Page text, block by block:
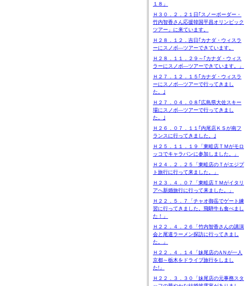
１８」
Ｈ３０．２．２１日｢スノーボーダー・
竹内智香さん応援韓国平昌オリンピック
ツアー」に来ています。
Ｈ２８．１２．吉日｢カナダ・ウィスラ
ーにスノボ―ツアーできています。
Ｈ２８．１１．２９～｢カナダ・ウィス
ラーにスノボ―ツアーできています。」
Ｈ２７．１２．１５｢カナダ・ウィスラ
ーにスノボ―ツアーで行ってきまし
た。｣
Ｈ２７．０４．０８｢広島県大佐スキー
場にスノボ―ツアーで行ってきまし
た。｣
Ｈ２６．０７．１１｢内尾店ＫＳが南フ
ランスに行ってきました。｣
Ｈ２５．１１．１９「東畦店ＴＭがモロ
ッコでキャラバンに参加しました。」
Ｈ２４．２．２５「東畦店のＴがエジプ
ト旅行に行って来ました。」
Ｈ２３．４．０７「東畦店ＴＭがイタリ
アへ新婚旅行に行って来ました。」
Ｈ２２．５．７「チャオ御岳でゲート練
習に行ってきました。飛騨牛も食べまし
た！」
Ｈ２２．４．２６「竹内智香さんの講演
会と尾道ラーメン探訪に行ってきまし
た。」
Ｈ２２．４．１４「妹尾店のAＮが一人
京都～栃木をドライブ旅行をしまし
た!」
Ｈ２２．３．３０「妹尾店の元事務スタ